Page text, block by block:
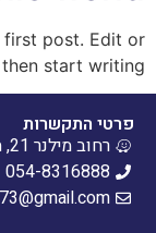
first post. Edit or
start writing!
פרטי התקשרות
רחוב מילנר 21, חדרה
054-8316888